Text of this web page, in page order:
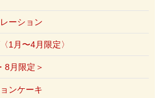
ーション
1月〜4月限定〉
8月限定＞
ンケーキ